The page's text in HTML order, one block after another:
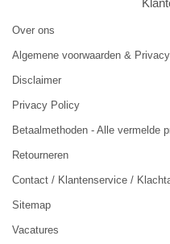
Over ons
Algemene voorwaarden &
Disclaimer
Privacy Policy
Betaalmethoden - Alle vermelde
Retourneren
Contact / Klantenservice /
Sitemap
Vacatures